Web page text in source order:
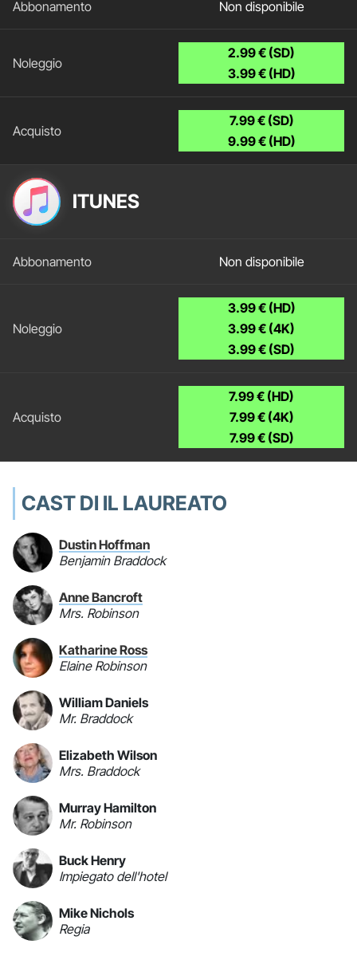
Non disponibile
2.99 € (SD)
3.99 € (HD)
7.99 € (SD)
9.99 € (HD)
ITUNES
Non disponibile
3.99 € (HD)
3.99 € (4K)
3.99 € (SD)
7.99 € (HD)
7.99 € (4K)
7.99 € (SD)
CAST DI IL LAUREATO
Dustin Hoffman
Benjamin Braddock
Anne Bancroft
Mrs. Robinson
Katharine Ross
Elaine Robinson
William Daniels
Mr. Braddock
Elizabeth Wilson
Mrs. Braddock
Murray Hamilton
Mr. Robinson
Buck Henry
Impiegato dell'hotel
Mike Nichols
Regia